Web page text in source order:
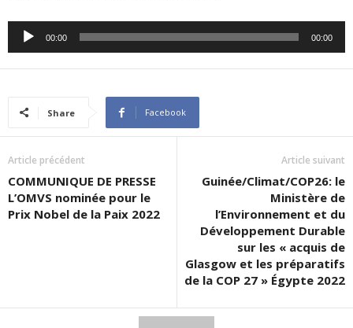
Audio
00:00 00:00
Share Facebook
Article précédent
COMMUNIQUE DE PRESSE
L’OMVS nominée pour le
Prix Nobel de la Paix 2022
Article suivant
Guinée/Climat/COP26: le
Ministère de
l’Environnement et du
Développement Durable
sur les « acquis de
Glasgow et les préparatifs
de la COP 27 » Égypte 2022